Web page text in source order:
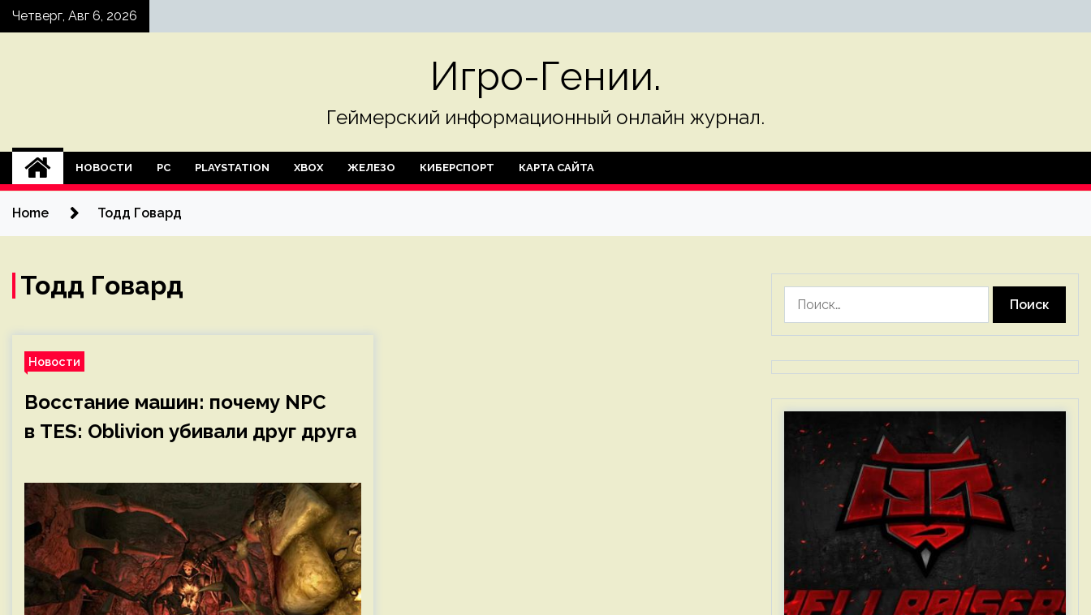
SkipЧетверг, Авг 6, 2026
Игро-Гении.
Геймерский информационный онлайн журнал.
НОВОСТИ PC PLAYSTATION XBOX ЖЕЛЕЗО КИБЕРСПОРТ КАРТА САЙТА
Home Тодд Говард
Тодд Говард
Новости
Восстание машин: почему NPC
в TES: Oblivion убивали друг друга